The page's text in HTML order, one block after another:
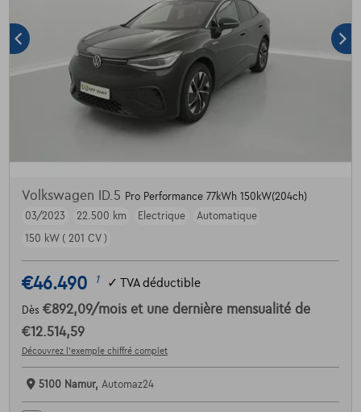
Volkswagen ID.5 Pro Performance 77kWh 150kW(204ch)
03/2023
22.500 km Electrique
Automatique
150 kW ( 201 CV )
€46.490 1 ✓ TVA déductible
Dès €892,09/mois et une dernière mensualité de
€12.514,59
Découvrez l’exemple chiffré complet
5100 Namur, Automaz24